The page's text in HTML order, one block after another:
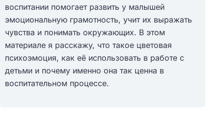
воспитании помогает развить у малышей
эмоциональную грамотность, учит их выражать
чувства и понимать окружающих. В этом
материале я расскажу, что такое цветовая
психоэмоция, как её использовать в работе с
детьми и почему именно она так ценна в
воспитательном процессе.